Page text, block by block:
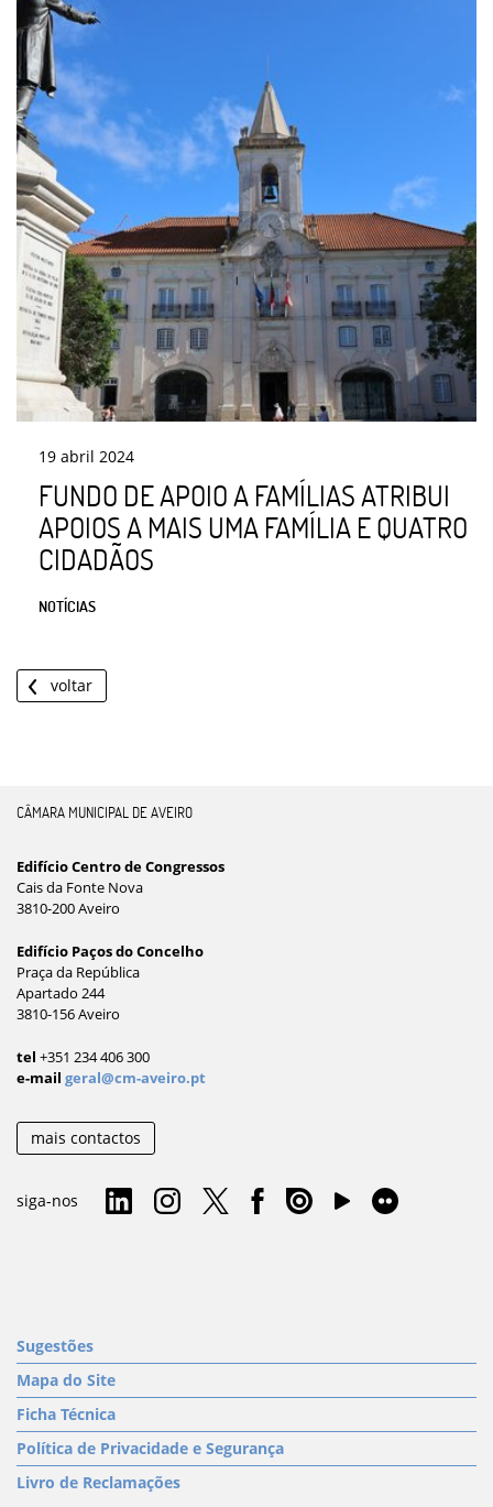
19 abril 2024
FUNDO DE APOIO A FAMÍLIAS ATRIBUI
APOIOS A MAIS UMA FAMÍLIA E QUATRO
CIDADÃOS
NOTÍCIAS
voltar
CÂMARA MUNICIPAL DE AVEIRO
Edifício Centro de Congressos
Cais da Fonte Nova
3810-200 Aveiro
Edifício Paços do Concelho
Praça da República
Apartado 244
3810-156 Aveiro
tel +351 234 406 300
e-mail geral@cm-aveiro.pt
mais contactos
siga-nos
Sugestões
Mapa do Site
Ficha Técnica
Política de Privacidade e Segurança
Livro de Reclamações